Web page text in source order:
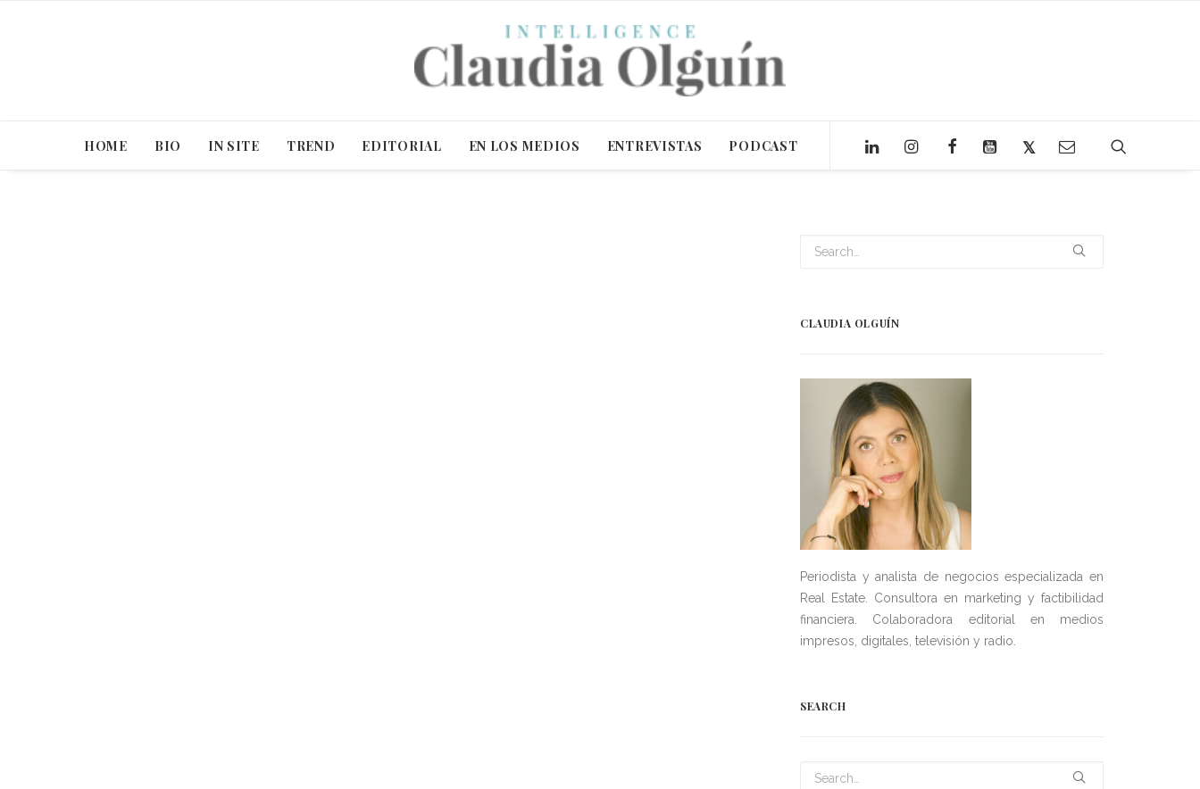
HOME BIO IN SITE TREND EDITORIAL EN LOS MEDIOS ENTREVISTAS PODCAST
CLAUDIA OLGUÍN
Periodista y analista de negocios especializada en
Real Estate. Consultora en marketing y factibilidad
financiera. Colaboradora editorial en medios
impresos, digitales, televisión y radio.
SEARCH